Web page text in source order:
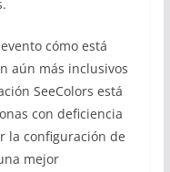
cómo está
aún más inclusivos
SeeColors está
con deficiencia
la configuración de
mejor